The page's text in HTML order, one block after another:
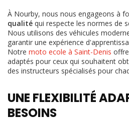
À Nourby, nous nous engageons à
qualité qui respecte les normes de
Nous utilisons des véhicules
garantir une expérience
Notre moto ecole à Saint-Denis
adaptés pour ceux qui souhaitent
des instructeurs spécialisés pour
UNE FLEXIBILITÉ
BESOINS